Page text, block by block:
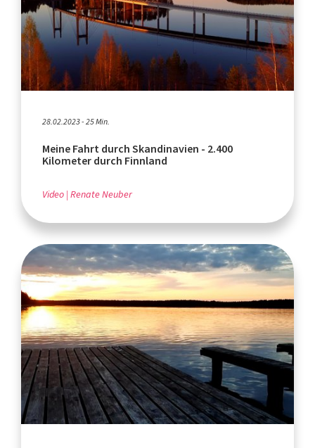
28.02.2023 - 25 Min.
Meine Fahrt durch Skandinavien - 2.400
Kilometer durch Finnland
Video Renate Neuber